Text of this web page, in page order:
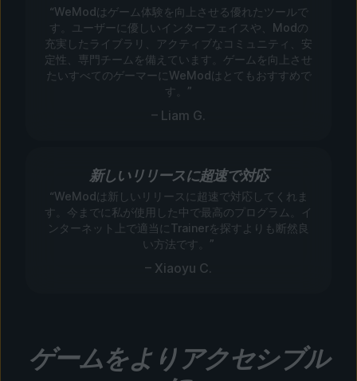
“WeModはゲーム体験を向上させる優れたツールで
す。ユーザーに優しいインターフェイスや、Modの
充実したライブラリ、アクティブなコミュニティ、安
定性、専門チームを備えています。ゲームを向上させ
たいすべてのゲーマーにWeModはとてもおすすめで
す。”
– Liam G.
新しいリリースに超速で対応
“WeModは新しいリリースに超速で対応してくれま
す。今までに私が使用した中で最高のプログラム。イ
ンターネット上で適当にTrainerを探すよりも断然良
い方法です。”
– Xiaoyu C.
ゲームをよりアクセシブル